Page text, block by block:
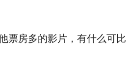
房多的影片，有什么可比